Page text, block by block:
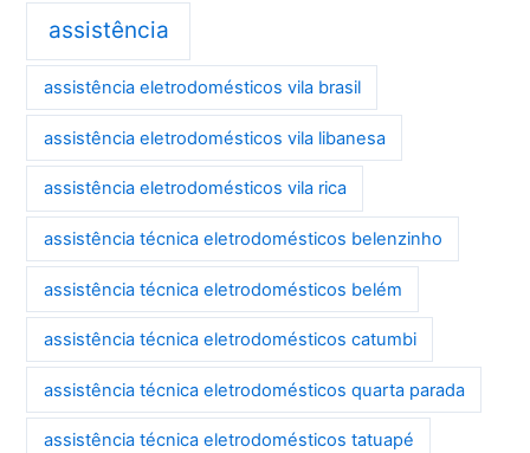
assistência
assistência eletrodomésticos vila brasil
assistência eletrodomésticos vila libanesa
assistência eletrodomésticos vila rica
assistência técnica eletrodomésticos belenzinho
assistência técnica eletrodomésticos belém
assistência técnica eletrodomésticos catumbi
assistência técnica eletrodomésticos quarta parada
assistência técnica eletrodomésticos tatuapé